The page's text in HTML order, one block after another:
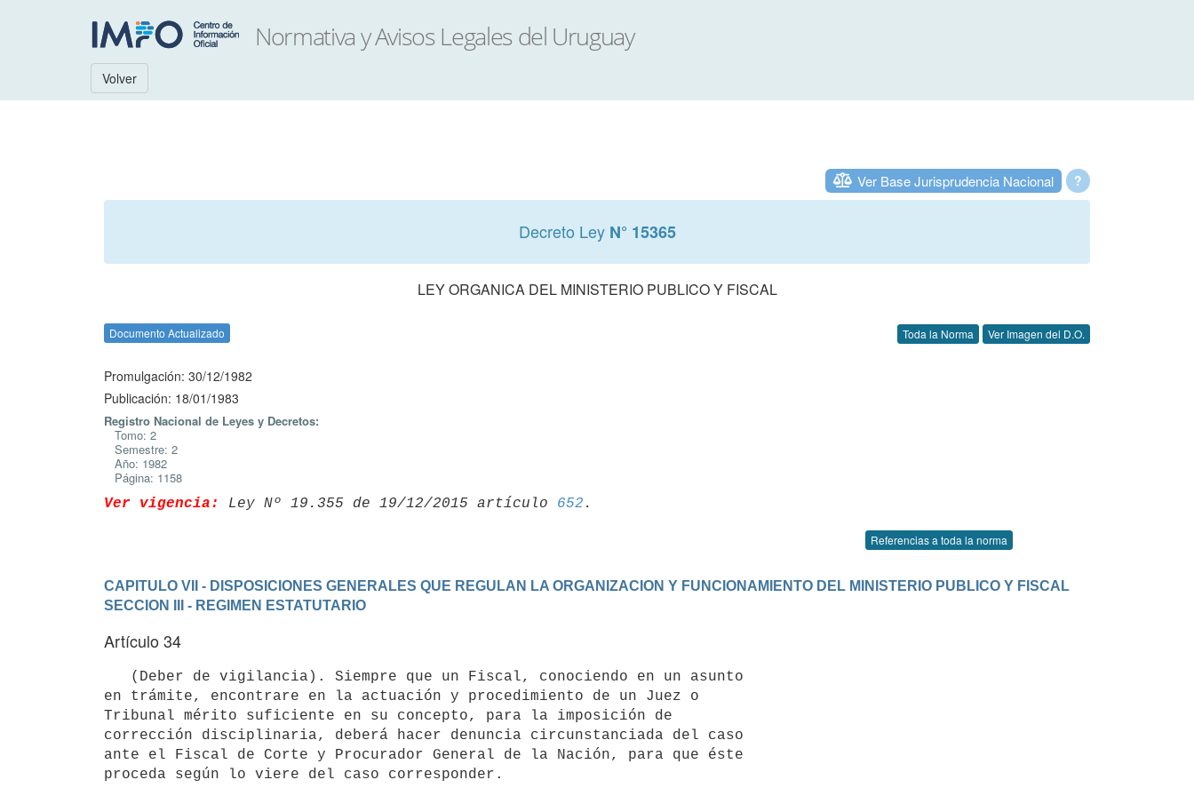
Volver
?
Ver Base Jurisprudencia Nacional
Decreto Ley N° 15365
LEY ORGANICA DEL MINISTERIO PUBLICO Y FISCAL
Documento Actualizado Toda la Norma Ver Imagen del D.O.
Promulgación: 30/12/1982
Publicación: 18/01/1983
Registro Nacional de Leyes y Decretos:
Tomo: 2
Semestre: 2
Año: 1982
Página: 1158
Ver vigencia: Ley Nº 19.355 de 19/12/2015 artículo 652
Referencias a toda la norma
CAPITULO VII - DISPOSICIONES GENERALES QUE REGULAN LA ORGANIZACION Y FUNCIONAMIENTO DEL MINISTERIO PUBLICO Y FISCAL
SECCION III - REGIMEN ESTATUTARIO
Artículo 34
en trámite, encontrare en la actuación y procedimiento de un Juez o
Tribunal mérito suficiente en su concepto, para la imposición de
corrección disciplinaria, deberá hacer denuncia circunstanciada del caso
ante el Fiscal de Corte y Procurador General de la Nación, para que éste